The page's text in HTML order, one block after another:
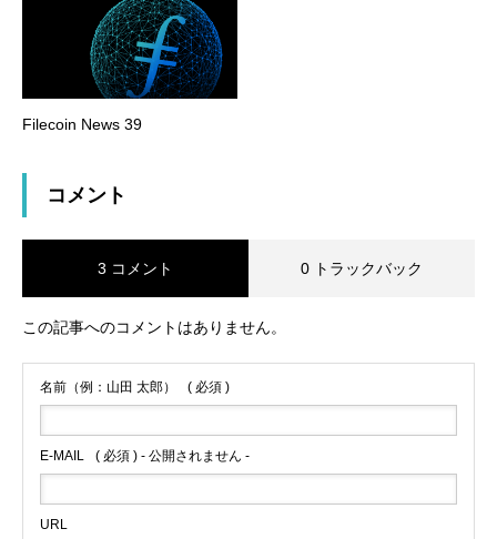
Filecoin News 39
コメント
3 コメント 0 トラックバック
この記事へのコメントはありません。
名前（例：山田 太郎） ( 必須 )
E-MAIL ( 必須 ) - 公開されません -
URL